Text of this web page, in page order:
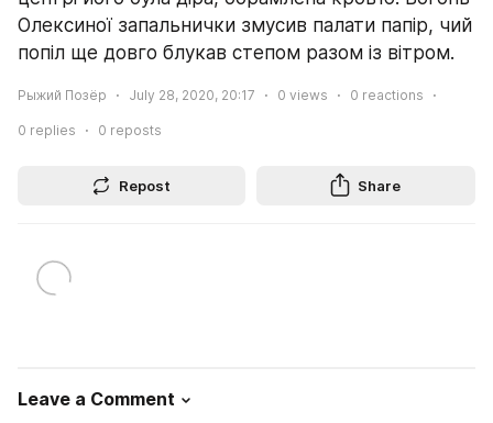
Олексиної запальнички змусив палати папір, чий
попіл ще довго блукав степом разом із вітром.
Рыжий Позёр July 28, 2020, 20:17 0 views 0 reactions
0 replies 0 reposts
Repost Share
Leave a Comment